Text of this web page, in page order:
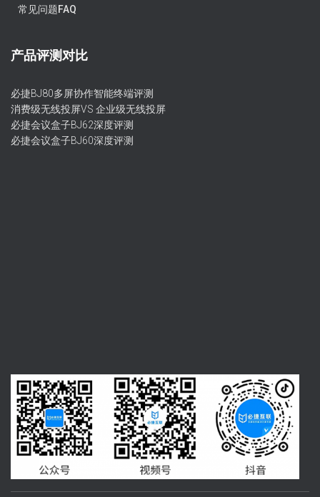
常见问题FAQ
产品评测对比
必捷BJ80多屏协作智能终端评测
消费级无线投屏VS 企业级无线投屏
必捷会议盒子BJ62深度评测
必捷会议盒子BJ60深度评测